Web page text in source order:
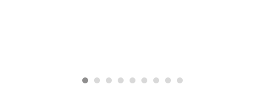
1 2 3 4 5 6 7 8 9